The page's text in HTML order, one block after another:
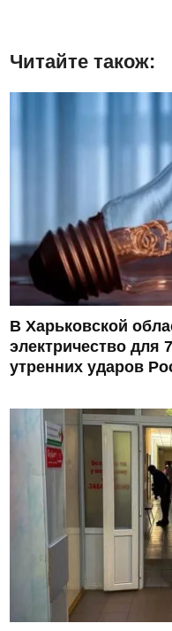
Читайте також:
В Харьковской
электричество для
утренних ударов